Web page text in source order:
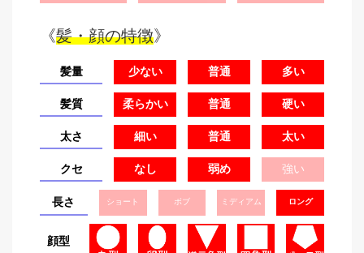
《髪・顔の特徴》
髪量 少ない 普通 多い
髪質 柔らかい 普通 硬い
太さ 細い 普通 太い
クセ なし 弱め 強い
長さ ショート ボブ ミディアム ロング
顔型